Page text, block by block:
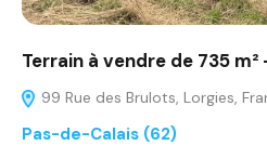
Terrain à vendre de 735 m²
99 Rue des Brulots, Lorgies,
Pas-de-Calais (62)